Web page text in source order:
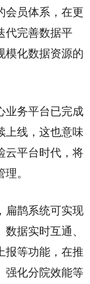
会员体系，在更
代完善数据平
模化数据资源的
业务平台已完成
上线，这也意味
云平台时代，将
。
扁鹊系统可实现
据实时互通、
报等功能，在推
强化分院效能等